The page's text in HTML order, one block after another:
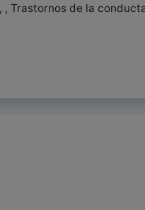
Trastornos de la